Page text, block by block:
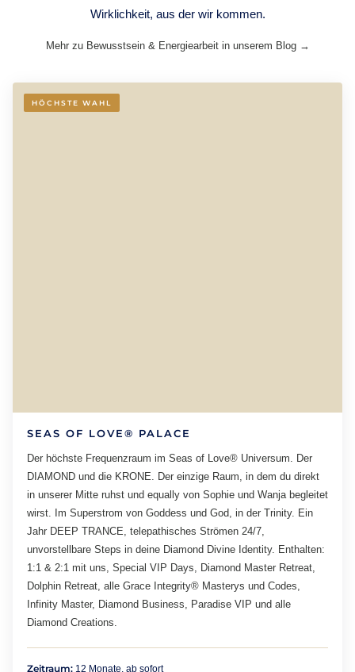
Wirklichkeit, aus der wir kommen.
Mehr zu Bewusstsein & Energiearbeit in unserem Blog →
HÖCHSTE WAHL
SEAS OF LOVE® PALACE
Der höchste Frequenzraum im Seas of Love® Universum. Der
DIAMOND und die KRONE. Der einzige Raum, in dem du direkt
in unserer Mitte ruhst und equally von Sophie und Wanja begleitet
wirst. Im Superstrom von Goddess und God, in der Trinity. Ein
Jahr DEEP TRANCE, telepathisches Strömen 24/7,
unvorstellbare Steps in deine Diamond Divine Identity. Enthalten:
1:1 & 2:1 mit uns, Special VIP Days, Diamond Master Retreat,
Dolphin Retreat, alle Grace Integrity® Masterys und Codes,
Infinity Master, Diamond Business, Paradise VIP und alle
Diamond Creations.
Zeitraum: 12 Monate, ab sofort